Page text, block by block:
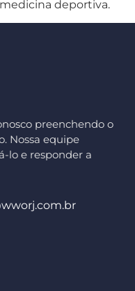
deportiva.
preenchendo o
Nossa equipe
lo e responder a